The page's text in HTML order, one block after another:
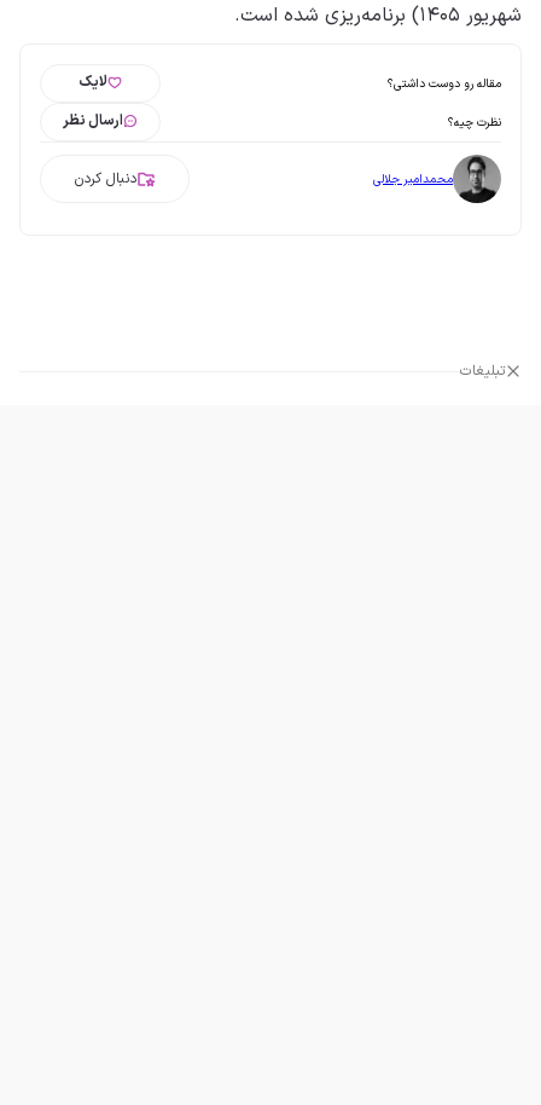
شهریور ۱۴۰۵) برنامه‌ریزی شده است.
مقاله رو دوست داشتی؟ لایک
نظرت چیه؟ ارسال نظر
محمدامیر جلالی دنبال کردن
تبلیغات